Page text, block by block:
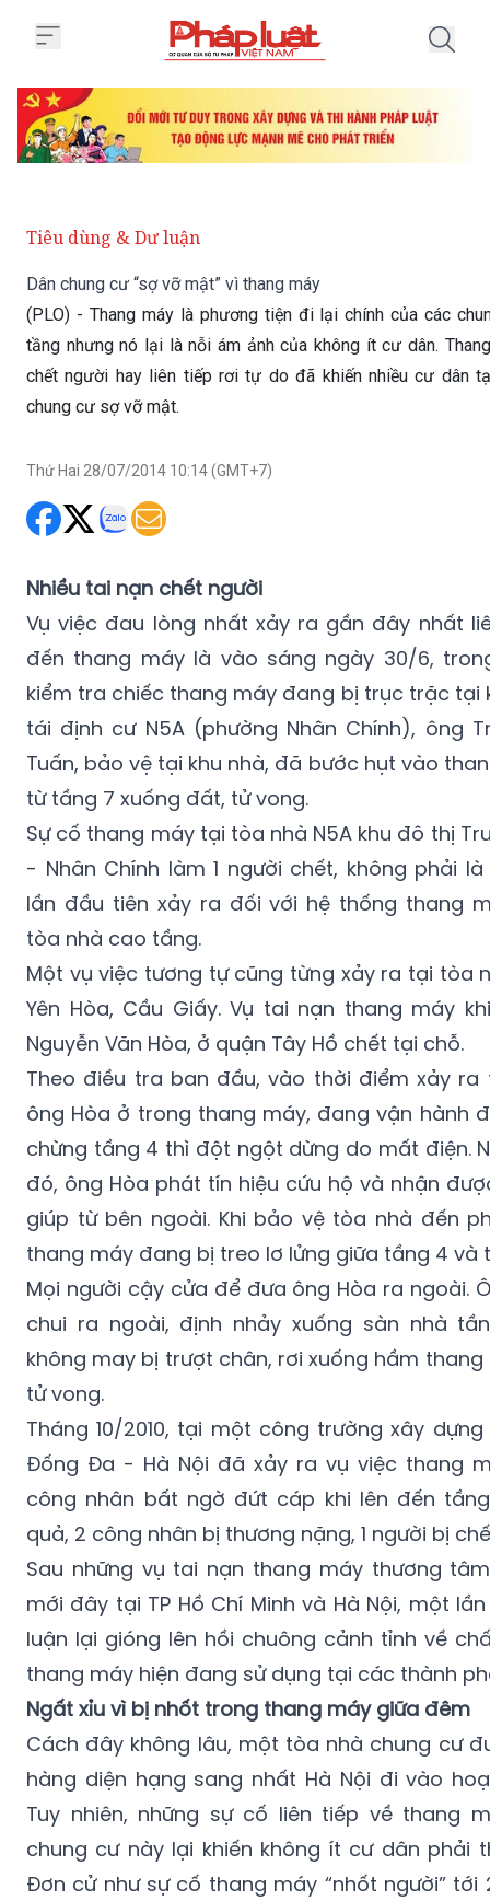
Tiêu dùng & Dư luận
Dân chung cư “sợ vỡ mật” vì thang máy
(PLO) - Thang máy là phương tiện đi lại chính của các
tầng nhưng nó lại là nỗi ám ảnh của không ít cư dân.
chết người hay liên tiếp rơi tự do đã khiến nhiều cư dân
chung cư sợ vỡ mật.
Thứ Hai 28/07/2014 10:14 (GMT+7)
Nhiều tai nạn chết người
Vụ việc đau lòng nhất xảy ra gần đây nhất
đến thang máy là vào sáng ngày 30/6,
kiểm tra chiếc thang máy đang bị trục trặc tại
tái định cư N5A (phường Nhân Chính), ông
Tuấn, bảo vệ tại khu nhà, đã bước hụt vào
từ tầng 7 xuống đất, tử vong.
Sự cố thang máy tại tòa nhà N5A khu đô thị
- Nhân Chính làm 1 người chết, không phải
lần đầu tiên xảy ra đối với hệ thống thang
tòa nhà cao tầng.
Một vụ việc tương tự cũng từng xảy ra tại tòa
Yên Hòa, Cầu Giấy. Vụ tai nạn thang máy
Nguyễn Văn Hòa, ở quận Tây Hồ chết tại chỗ.
Theo điều tra ban đầu, vào thời điểm xảy ra
ông Hòa ở trong thang máy, đang vận hành
chừng tầng 4 thì đột ngột dừng do mất điện.
đó, ông Hòa phát tín hiệu cứu hộ và nhận
giúp từ bên ngoài. Khi bảo vệ tòa nhà đến
thang máy đang bị treo lơ lửng giữa tầng 4 và
Mọi người cậy cửa để đưa ông Hòa ra ngoài.
chui ra ngoài, định nhảy xuống sàn nhà
không may bị trượt chân, rơi xuống hầm thang
tử vong.
Tháng 10/2010, tại một công trường xây
Đống Đa - Hà Nội đã xảy ra vụ việc thang
công nhân bất ngờ đứt cáp khi lên đến
quả, 2 công nhân bị thương nặng, 1 người bị
Sau những vụ tai nạn thang máy thương
mới đây tại TP Hồ Chí Minh và Hà Nội, một
luận lại gióng lên hồi chuông cảnh tỉnh về
thang máy hiện đang sử dụng tại các thành
Ngất xỉu vì bị nhốt trong thang máy giữa đêm
Cách đây không lâu, một tòa nhà chung cư
hàng diện hạng sang nhất Hà Nội đi vào
Tuy nhiên, những sự cố liên tiếp về thang
chung cư này lại khiến không ít cư dân phải
Đơn cử như sự cố thang máy “nhốt người” tới